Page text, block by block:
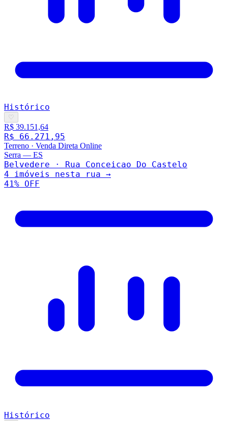
Histórico
♡
R$ 39.151,64
R$ 66.271,95
Terreno · Venda Direta Online
Serra — ES
Belvedere · Rua Conceicao Do Castelo
4 imóveis nesta rua →
41% OFF
Histórico